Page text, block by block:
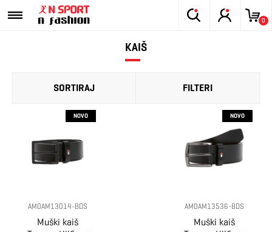
0
KAIŠ
SORTIRAJ FILTERI
AM0AM13014-BDS
Muški kaiš
NOVO
AM0AM13536-BDS
Muški kaiš
NOVO